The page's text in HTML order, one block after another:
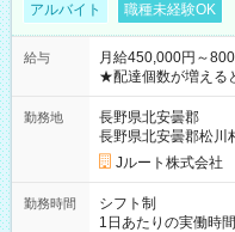
アルバイト 職種未経験OK
給与
月給450,000円～
★配達個数が増える
ど！ ・主要都市エリア 月収55万円／週5日稼働 月収65万~112
万円／週6日稼働 ・地方郊外エリア 月収40万円／週5日稼働 月
収40万円~50万円／週6日稼働 ＜モデルイ
円 (27歳男性/江東区
(日休み) ■月収80万円(43歳男性/墨田区在住)※元営業 1日200個
勤務地
長野県北安曇郡
長野県北安曇郡松川
Jルート株式会社
勤務時間
シフト制
1日あたりの実働時